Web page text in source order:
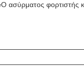
φορτιστής